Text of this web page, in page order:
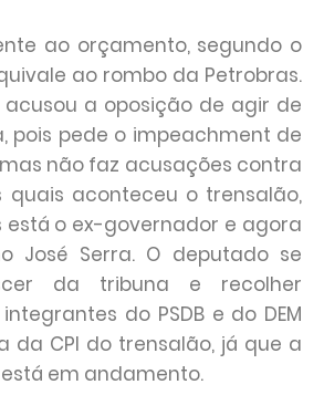
ao orçamento, segundo o
ao rombo da Petrobras.
acusou a oposição de agir de
pois pede o impeachment de
não faz acusações contra
quais aconteceu o trensalão,
está o ex-governador e agora
José Serra. O deputado se
da tribuna e recolher
do PSDB e do DEM
da CPI do trensalão, já que a
em andamento.